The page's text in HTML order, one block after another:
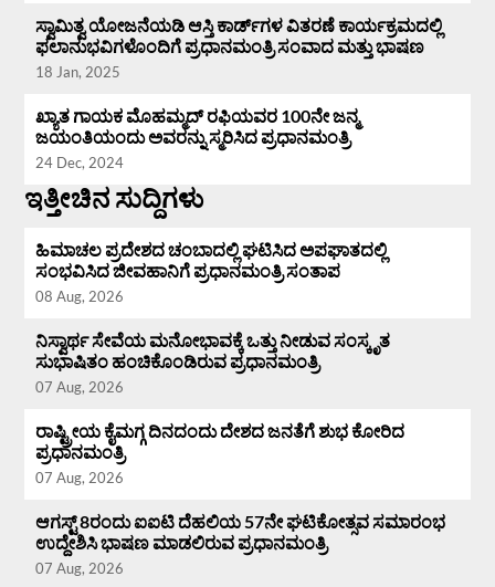
ಸ್ವಾಮಿತ್ವ ಯೋಜನೆಯಡಿ ಆಸ್ತಿ ಕಾರ್ಡ್‌ಗಳ ವಿತರಣೆ ಕಾರ್ಯಕ್ರಮದಲ್ಲಿ
ಫಲಾನುಭವಿಗಳೊಂದಿಗೆ ಪ್ರಧಾನಮಂತ್ರಿ ಸಂವಾದ ಮತ್ತು ಭಾಷಣ
18 Jan, 2025
ಖ್ಯಾತ ಗಾಯಕ ಮೊಹಮ್ಮದ್ ರಫಿಯವರ 100ನೇ ಜನ್ಮ
ಜಯಂತಿಯಂದು ಅವರನ್ನು ಸ್ಮರಿಸಿದ ಪ್ರಧಾನಮಂತ್ರಿ
24 Dec, 2024
ಇತ್ತೀಚಿನ ಸುದ್ದಿಗಳು
ಹಿಮಾಚಲ ಪ್ರದೇಶದ ಚಂಬಾದಲ್ಲಿ ಘಟಿಸಿದ ಅಪಘಾತದಲ್ಲಿ
ಸಂಭವಿಸಿದ ಜೀವಹಾನಿಗೆ ಪ್ರಧಾನಮಂತ್ರಿ ಸಂತಾಪ
08 Aug, 2026
ನಿಸ್ವಾರ್ಥ ಸೇವೆಯ ಮನೋಭಾವಕ್ಕೆ ಒತ್ತು ನೀಡುವ ಸಂಸ್ಕೃತ
ಸುಭಾಷಿತಂ ಹಂಚಿಕೊಂಡಿರುವ ಪ್ರಧಾನಮಂತ್ರಿ
07 Aug, 2026
ರಾಷ್ಟ್ರೀಯ ಕೈಮಗ್ಗ ದಿನದಂದು ದೇಶದ ಜನತೆಗೆ ಶುಭ ಕೋರಿದ
ಪ್ರಧಾನಮಂತ್ರಿ
07 Aug, 2026
ಆಗಸ್ಟ್ 8ರಂದು ಐಐಟಿ ದೆಹಲಿಯ 57ನೇ ಘಟಿಕೋತ್ಸವ ಸಮಾರಂಭ
ಉದ್ದೇಶಿಸಿ ಭಾಷಣ ಮಾಡಲಿರುವ ಪ್ರಧಾನಮಂತ್ರಿ
07 Aug, 2026